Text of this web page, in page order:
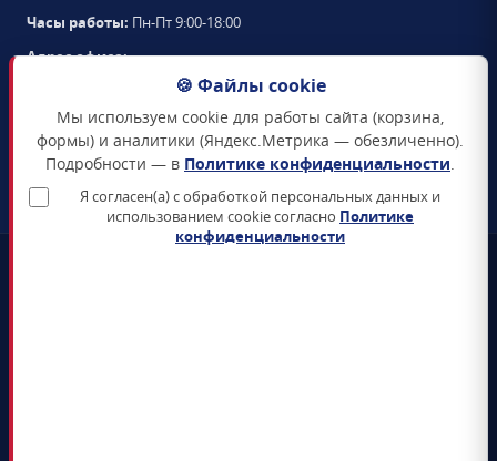
Часы работы: Пн-Пт 9:00-18:00
Адрес офиса:
Семёновская набережная, д. 2/1, стр. 1, офис 411
Схема проезда →
ЗАКАЗАТЬ ЗВОНОК
🍪 Файлы cookie
Мы используем cookie для работы сайта (корзина,
формы) и аналитики (Яндекс.Метрика — обезличенно).
Подробности — в Политике конфиденциальности.
Я согласен(а) с обработкой персональных данных и
использованием cookie согласно Политике
конфиденциальности